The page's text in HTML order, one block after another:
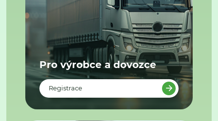
Pro výrobce a dovozce
Registrace